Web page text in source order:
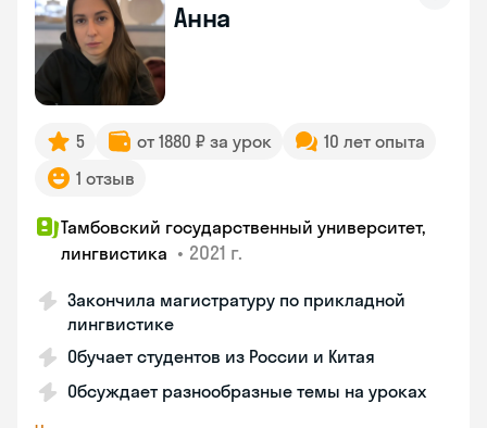
Анна
5 от 1880 ₽ за урок
10 лет опыта
1 отзыв
Тамбовский государственный университет,
лингвистика • 2021 г.
Закончила магистратуру по прикладной
лингвистике
Обучает студентов из России и Китая
Обсуждает разнообразные темы на уроках